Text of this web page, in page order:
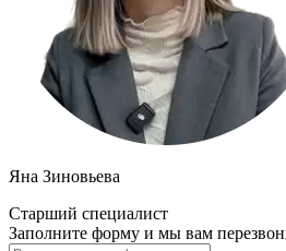
Яна Зиновьева
Старший специалист
Заполните форму и мы вам